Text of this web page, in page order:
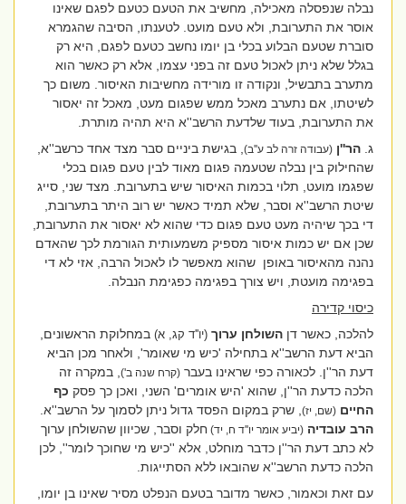
נבלה שנפסלה מאכילה, מחשיב את הטעם כטעם לפגם שאינו
אוסר את התערובת, ולא טעם מועט. לטענתו, הסיבה שהגמרא
סוברת שטעם הבלוע בכלי בן יומו נחשב כטעם לפגם, היא רק
בגלל שלא ניתן לאכול טעם זה בפני עצמו, אלא רק כאשר הוא
מתערב בתבשיל, ונקודה זו מורידה מחשיבות האיסור. משום כך
לשיטתו, אם נתערב מאכל ממש שפגום מעט, מאכל זה יאסור
את התערובת, בעוד שלדעת הרשב''א היא תהיה מותרת.
הר''ן (עבודה זרה לב ע''ב), בגישת ביניים סבר מצד אחד כרשב''א,
שהחילוק בין נבלה שטעמה פגום מאוד לבין טעם פגום בכלי
שפגמו מועט, תלוי בכמות האיסור שיש בתערובת. מצד שני, סייג
שיטת הרשב''א וסבר, שלא תמיד כאשר יש רוב היתר בתערובת,
די בכך שיהיה מעט טעם פגום כדי שהוא לא יאסור את התערובת,
שכן אם יש כמות איסור מספיק משמעותית הגורמת לכך שהאדם
נהנה מהאיסור באופן שהוא מאפשר לו לאכול הרבה, אזי לא די
בפגימה מועטת, ויש צורך בפגימה כפגימת הנבלה.
כיסוי קדירה
להלכה, כאשר דןהשולחן ערוך (יו''ד קג, א)במחלוקת הראשונים,
הביא דעת הרשב''א בתחילה 'כיש מי שאומר', ולאחר מכן הביא
דעת הר''ן. לכאורה כפי שראינו בעבר(קרח שנה ב') , במקרה זה
הלכה כדעת הר''ן, שהוא 'היש אומרים' השני, ואכן כך פסקכף
החיים (שם, יז) , שרק במקום הפסד גדול ניתן לסמוך על הרשב''א.
הרב עובדיה (יביע אומר יו''ד ח, יד)חלק וסבר, שכיוון שהשולחן ערוך
לא כתב דעת הר''ן כדבר מוחלט, אלא ''כיש מי שחוכך לומר'', לכן
הלכה כדעת הרשב''א שהובאו ללא הסתייגות.
עם זאת וכאמור, כאשר מדובר בטעם הנפלט מסיר שאינו בן יומו,